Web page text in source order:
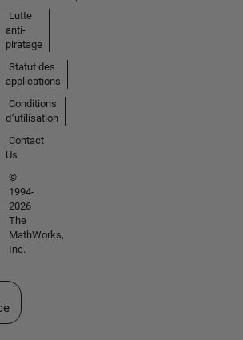
Lutte
anti-
piratage
Statut des
applications
Conditions
d՚utilisation
Contact
Us
©
1994-
2026
The
MathWorks,
Inc.
un site web